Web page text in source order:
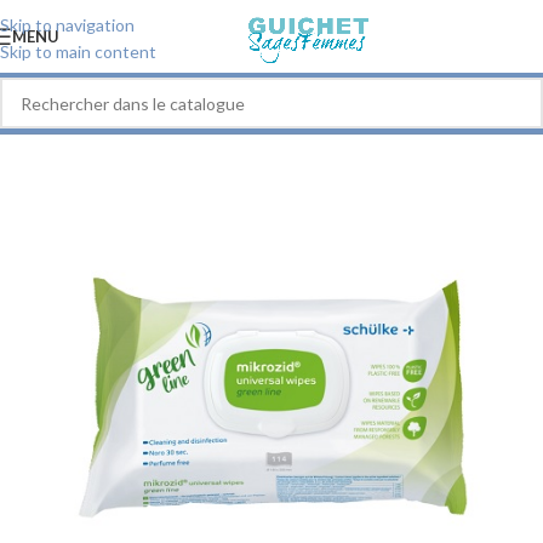
Skip to navigation
Skip to main content
MENU